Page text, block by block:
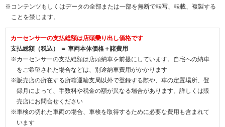
※コンテンツもしくはデータの全部または一部を無断で転写、転載、複製する
ことを禁じます。
カーセンサーの支払総額は店頭乗り出し価格です
支払総額（税込） ＝ 車両本体価格＋諸費用
※カーセンサーの支払総額は店頭納車を前提にしています。自宅への納車
をご希望された場合などは、別途納車費用がかかります
※販売店の所在する所轄運輸支局以外で登録する際や、車の定置場所、登
録月によって、手数料や税金の額が異なる場合があります。詳しくは販
売店にお問合せください
※車検の切れた車両の場合、車検を取得するために必要な費用も含まれて
います